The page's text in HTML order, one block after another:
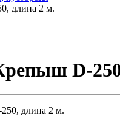
длина 2 м.
D-